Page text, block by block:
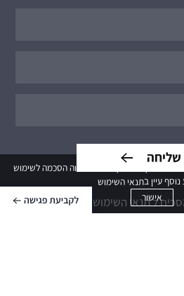
באתר זה נעשה שימוש בקבצי cookies. המשך גלישתך באתר מהווה הסכמה לשימוש
עיין בתנאי השימוש
אישור
לתנאי השימוש ומדיניות הפרטיות